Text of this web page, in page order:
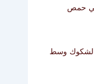
حمص
الشكوك وسط